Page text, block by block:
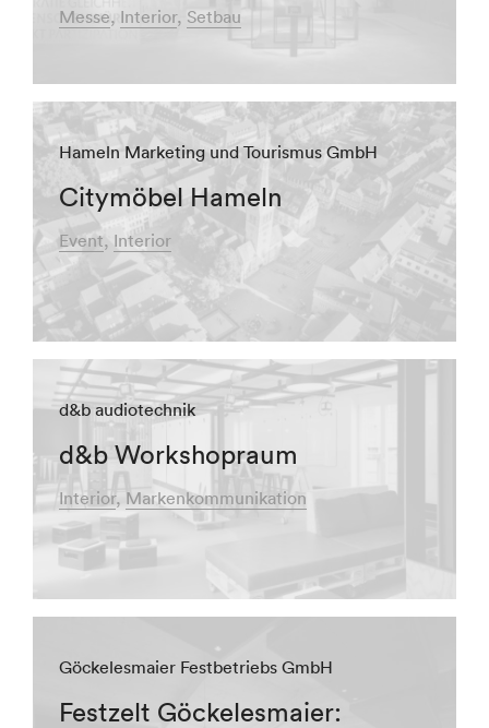
Messe Interior Setbau
Hameln Marketing und Tourismus GmbH
Citymöbel Hameln
Event Interior
d&b audiotechnik
d&b Workshopraum
Interior Markenkommunikation
Göckelesmaier Festbetriebs GmbH
Festzelt Göckelesmaier: